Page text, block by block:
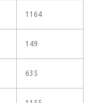
1164
149
635